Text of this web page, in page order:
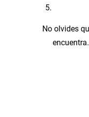
No olvides